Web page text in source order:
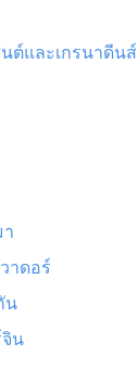
ต์และเกรนาดีนส์
าดอร์
น
น